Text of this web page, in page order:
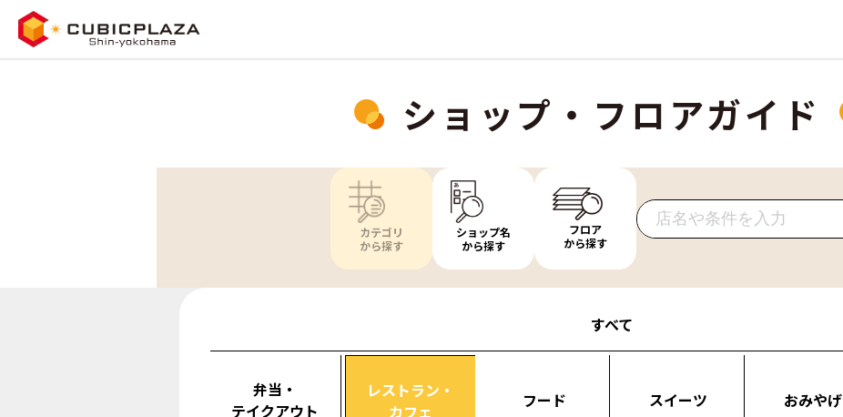
ショップ・フロアガイド
カテゴリ
から探す
ショップ名
から探す
フロア
から探す
すべて
弁当・
テイクアウト
レストラン・
カフェ
フード スイーツ おみやげ